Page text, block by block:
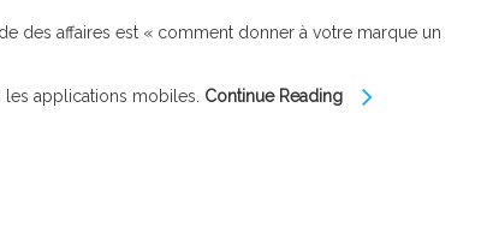
des affaires est « comment donner à votre marque un
applications mobiles. Continue Reading